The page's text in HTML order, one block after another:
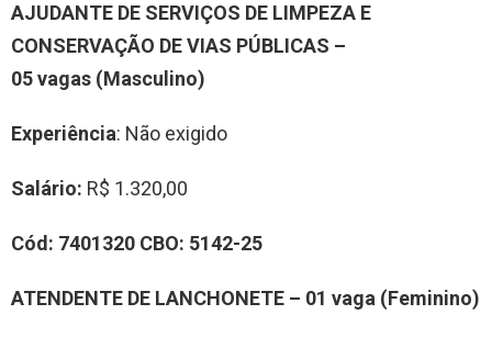
AJUDANTE DE SERVIÇOS DE LIMPEZA E
CONSERVAÇÃO DE VIAS PÚBLICAS –
05vagas (Masculino)
Experiência: Não exigido
Salário: R$ 1.320,00
Cód: 7401320 CBO: 5142-25
ATENDENTE DE LANCHONETE – 01 vaga (Feminino)